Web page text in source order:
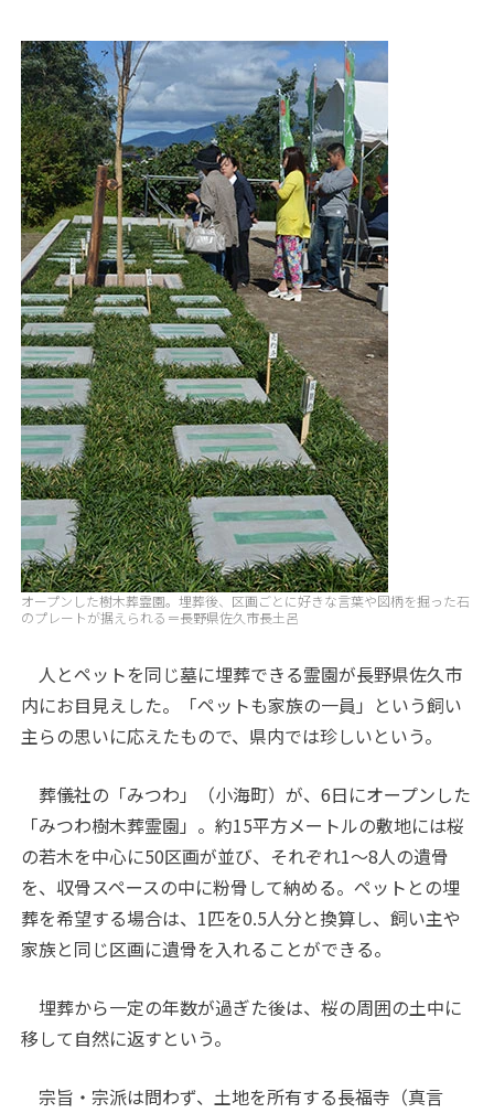
オープンした樹木葬霊園。埋葬後、区画ごとに好きな言葉や図柄を掘った石
のプレートが据えられる＝長野県佐久市長土呂
人とペットを同じ墓に埋葬できる霊園が長野県佐久市
内にお目見えした。「ペットも家族の一員」という飼い
主らの思いに応えたもので、県内では珍しいという。
葬儀社の「みつわ」（小海町）が、6日にオープンした
「みつわ樹木葬霊園」。約15平方メートルの敷地には桜
の若木を中心に50区画が並び、それぞれ1～8人の遺骨
を、収骨スペースの中に粉骨して納める。ペットとの埋
葬を希望する場合は、1匹を0.5人分と換算し、飼い主や
家族と同じ区画に遺骨を入れることができる。
埋葬から一定の年数が過ぎた後は、桜の周囲の土中に
移して自然に返すという。
宗旨・宗派は問わず、土地を所有する長福寺（真言